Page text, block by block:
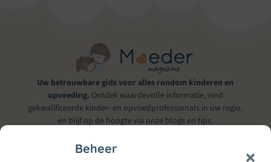
Beheer
Uw betrouwbare gids voor alles rondom kinderen en
opvoeding. Ontdek waardevolle informatie, vind
gekwalificeerde kinder- en opvoedprofessionals in uw regio,
en blijf op de hoogte via onze blogs en tips.